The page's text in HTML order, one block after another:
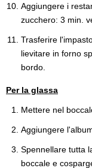
Aggiungere i
zucchero: 3 min.
Trasferire
lievitare in forno
bordo.
Per la glassa
Mettere nel
Aggiungere
Spennellare tutta
boccale e